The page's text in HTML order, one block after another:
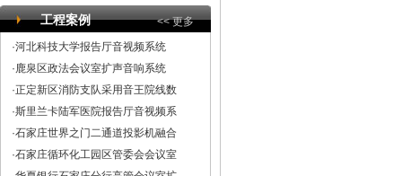
工程案例
<< 更多
·河北科技大学报告厅音视频系统
·鹿泉区政法会议室扩声音响系统
·正定新区消防支队采用音王院线数
·斯里兰卡陆军医院报告厅音视频系
·石家庄世界之门二通道投影机融合
·石家庄循环化工园区管委会会议室